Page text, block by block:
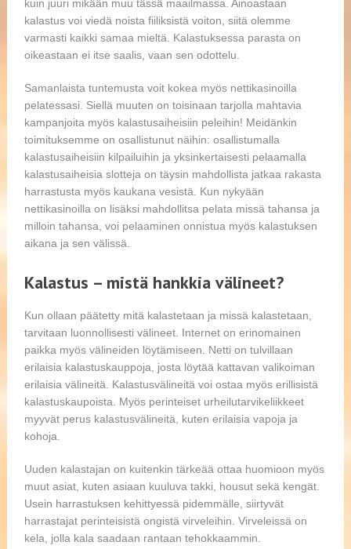
kuin juuri mikään muu tässä maailmassa. Ainoastaan
kalastus voi viedä noista fiiliksistä voiton, siitä olemme
varmasti kaikki samaa mieltä. Kalastuksessa parasta on
oikeastaan ei itse saalis, vaan sen odottelu.
Samanlaista tuntemusta voit kokea myös nettikasinoilla
pelatessasi. Siellä muuten on toisinaan tarjolla mahtavia
kampanjoita myös kalastusaiheisiin peleihin! Meidänkin
toimituksemme on osallistunut näihin: osallistumalla
kalastusaiheisiin kilpailuihin ja yksinkertaisesti pelaamalla
kalastusaiheisia slotteja on täysin mahdollista jatkaa rakasta
harrastusta myös kaukana vesistä. Kun nykyään
nettikasinoilla on lisäksi mahdollitsa pelata missä tahansa ja
milloin tahansa, voi pelaaminen onnistua myös kalastuksen
aikana ja sen välissä.
Kalastus – mistä hankkia välineet?
Kun ollaan päätetty mitä kalastetaan ja missä kalastetaan,
tarvitaan luonnollisesti välineet. Internet on erinomainen
paikka myös välineiden löytämiseen. Netti on tulvillaan
erilaisia kalastuskauppoja, josta löytää kattavan valikoiman
erilaisia välineitä. Kalastusvälineitä voi ostaa myös erillisistä
kalastuskaupoista. Myös perinteiset urheilutarvikeliikkeet
myyvät perus kalastusvälineitä, kuten erilaisia vapoja ja
kohoja.
Uuden kalastajan on kuitenkin tärkeää ottaa huomioon myös
muut asiat, kuten asiaan kuuluva takki, housut sekä kengät.
Usein harrastuksen kehittyessä pidemmälle, siirtyvät
harrastajat perinteisistä ongistä virveleihin. Virveleissä on
kela, jolla kala saadaan rantaan tehokkaammin.